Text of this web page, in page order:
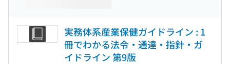
実務体系産業保健ガイドライン : 1
冊でわかる法令・通達・指針・ガ
イドライン 第9版